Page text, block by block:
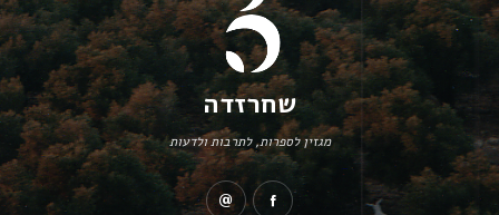
שחרזדה
מגזין לספרות, לתרבות ולדעות